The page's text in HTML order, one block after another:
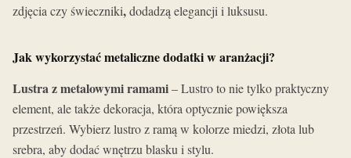
zdjęcia czy świeczniki,dodadzą elegancji i luksusu.
Jak wykorzystać metaliczne dodatki w aranżacji?
Lustra z metalowymi ramami– Lustro to nie tylko praktyczny
element, ale także dekoracja, która optycznie powiększa
przestrzeń. Wybierz lustro z ramą w kolorze miedzi, złota lub
srebra, aby dodać wnętrzu blasku i stylu.